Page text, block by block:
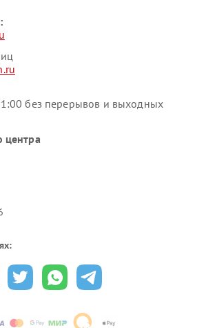
без перерывов и выходных
центра